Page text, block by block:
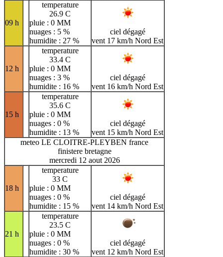
09 h
temperature
26.9 C
pluie : 0 MM
nuages : 5 %
humidite : 27 %
ciel dégagé
vent 17 km/h Nord Est
12 h
temperature
33.4 C
pluie : 0 MM
nuages : 3 %
humidite : 16 %
ciel dégagé
vent 16 km/h Nord Est
15 h
temperature
35.6 C
pluie : 0 MM
nuages : 0 %
humidite : 13 %
ciel dégagé
vent 15 km/h Nord Est
meteo LE CLOITRE-PLEYBEN france
finistere bretagne
mercredi 12 aout 2026
18 h
temperature
33 C
pluie : 0 MM
nuages : 0 %
humidite : 15 %
ciel dégagé
vent 14 km/h Nord Est
21 h
temperature
23.5 C
pluie : 0 MM
nuages : 0 %
humidite : 30 %
ciel dégagé
vent 12 km/h Nord Est